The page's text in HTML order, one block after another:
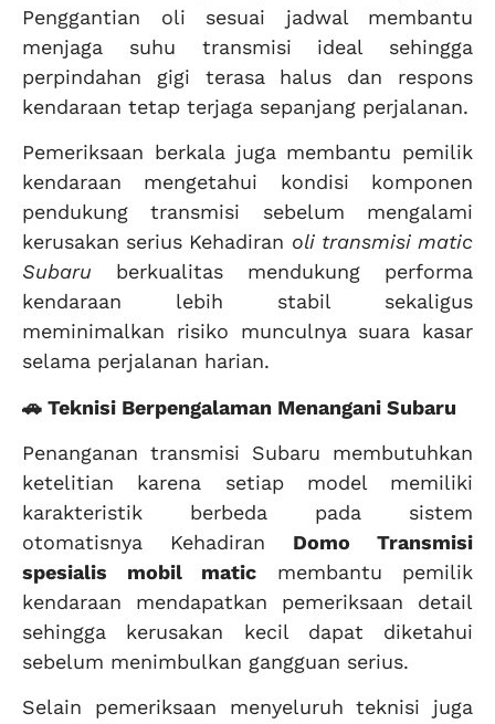
Penggantian oli sesuai jadwal membantu
menjaga suhu transmisi ideal sehingga
perpindahan gigi terasa halus dan respons
kendaraan tetap terjaga sepanjang perjalanan.
Pemeriksaan berkala juga membantu pemilik
kendaraan mengetahui kondisi komponen
pendukung transmisi sebelum mengalami
kerusakan serius Kehadiran oli transmisi matic
Subaru berkualitas mendukung performa
kendaraan lebih stabil sekaligus
meminimalkan risiko munculnya suara kasar
selama perjalanan harian.
🚗 Teknisi Berpengalaman Menangani Subaru
Penanganan transmisi Subaru membutuhkan
ketelitian karena setiap model memiliki
karakteristik berbeda pada sistem
otomatisnya Kehadiran Domo Transmisi
spesialis mobil matic membantu pemilik
kendaraan mendapatkan pemeriksaan detail
sehingga kerusakan kecil dapat diketahui
sebelum menimbulkan gangguan serius.
Selain pemeriksaan menyeluruh teknisi juga